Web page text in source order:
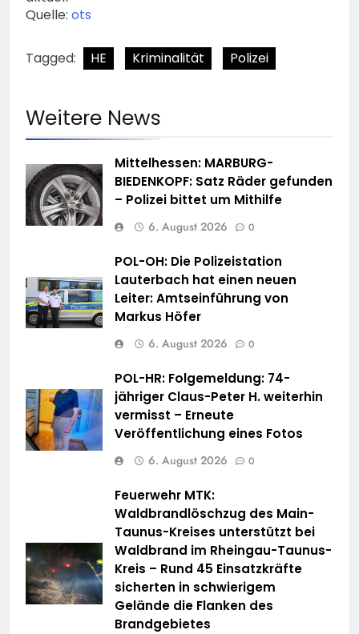
Quelle: ots
Tagged: HE Kriminalität Polizei
Weitere News
Mittelhessen: MARBURG-
BIEDENKOPF: Satz Räder gefunden
– Polizei bittet um Mithilfe
6. August 2026 0
POL-OH: Die Polizeistation
Lauterbach hat einen neuen
Leiter: Amtseinführung von
Markus Höfer
6. August 2026 0
POL-HR: Folgemeldung: 74-
jähriger Claus-Peter H. weiterhin
vermisst – Erneute
Veröffentlichung eines Fotos
6. August 2026 0
Feuerwehr MTK:
Waldbrandlöschzug des Main-
Taunus-Kreises unterstützt bei
Waldbrand im Rheingau-Taunus-
Kreis – Rund 45 Einsatzkräfte
sicherten in schwierigem
Gelände die Flanken des
Brandgebietes